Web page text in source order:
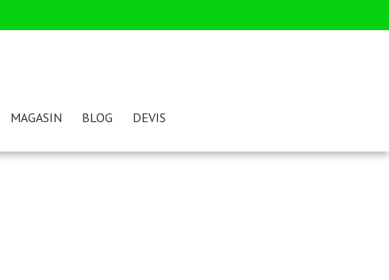
MAGASIN BLOG DEVIS